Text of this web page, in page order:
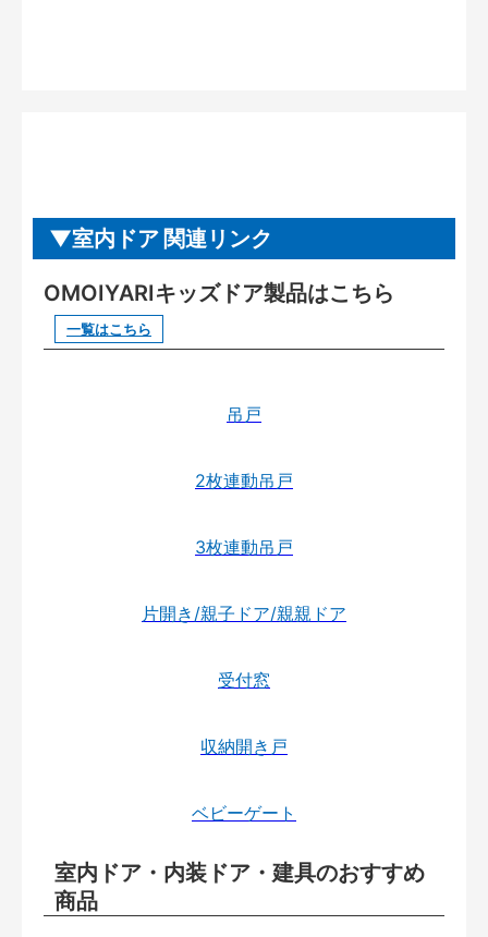
室内ドア 関連リンク
OMOIYARIキッズドア製品はこちら
一覧はこちら
吊戸
2枚連動吊戸
3枚連動吊戸
片開き/親子ドア/親親ドア
受付窓
収納開き戸
ベビーゲート
室内ドア・内装ドア・建具のおすすめ
商品